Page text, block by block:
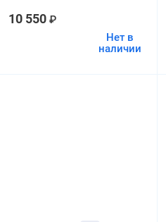
10 550 ₽
Нет в
наличии